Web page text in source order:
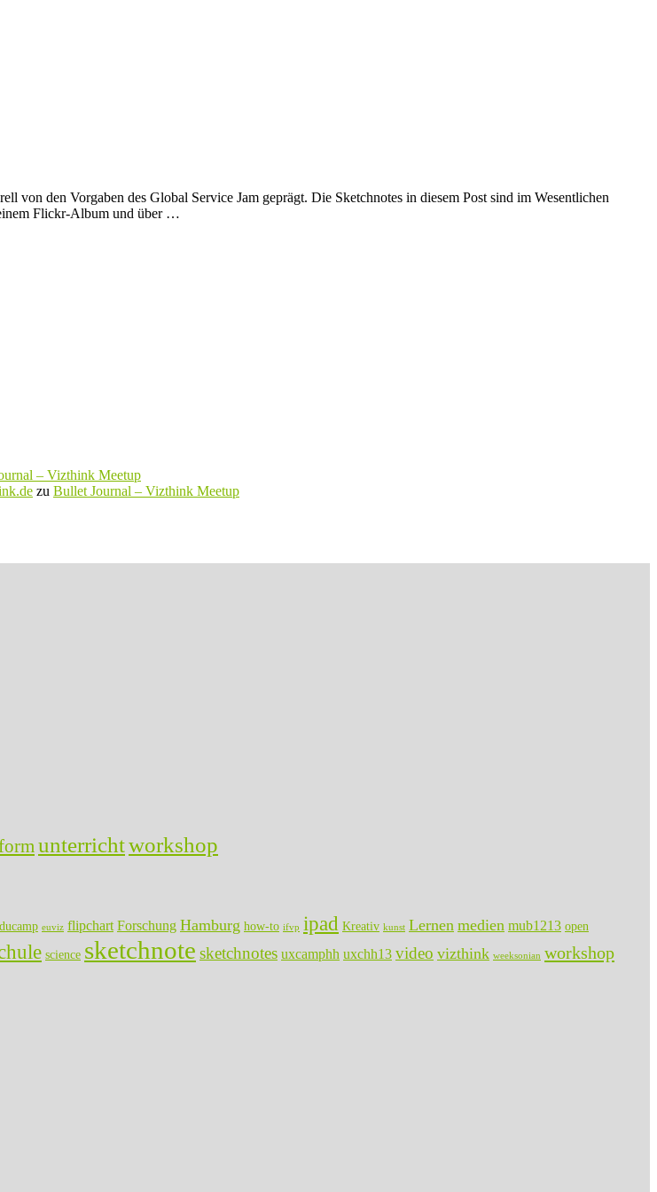
von den Vorgaben des Global Service Jam geprägt. Die Sketchnotes in diesem Post sind im Wesentlichen
Flickr-Album und über …
– Vizthink Meetup
zu Bullet Journal – Vizthink Meetup
unterrichtworkshop
euviz flipchart Forschung Hamburg how-to ifvp ipad Kreativ kunst Lernen medien mub1213 open
science sketchnote sketchnotes uxcamphh uxchh13 video vizthink weeksonian workshop